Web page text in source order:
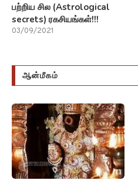
பற்றிய சில (Astrological
secrets) ரகசியங்கள்!!!
03/09/2021
ஆன்மீகம்